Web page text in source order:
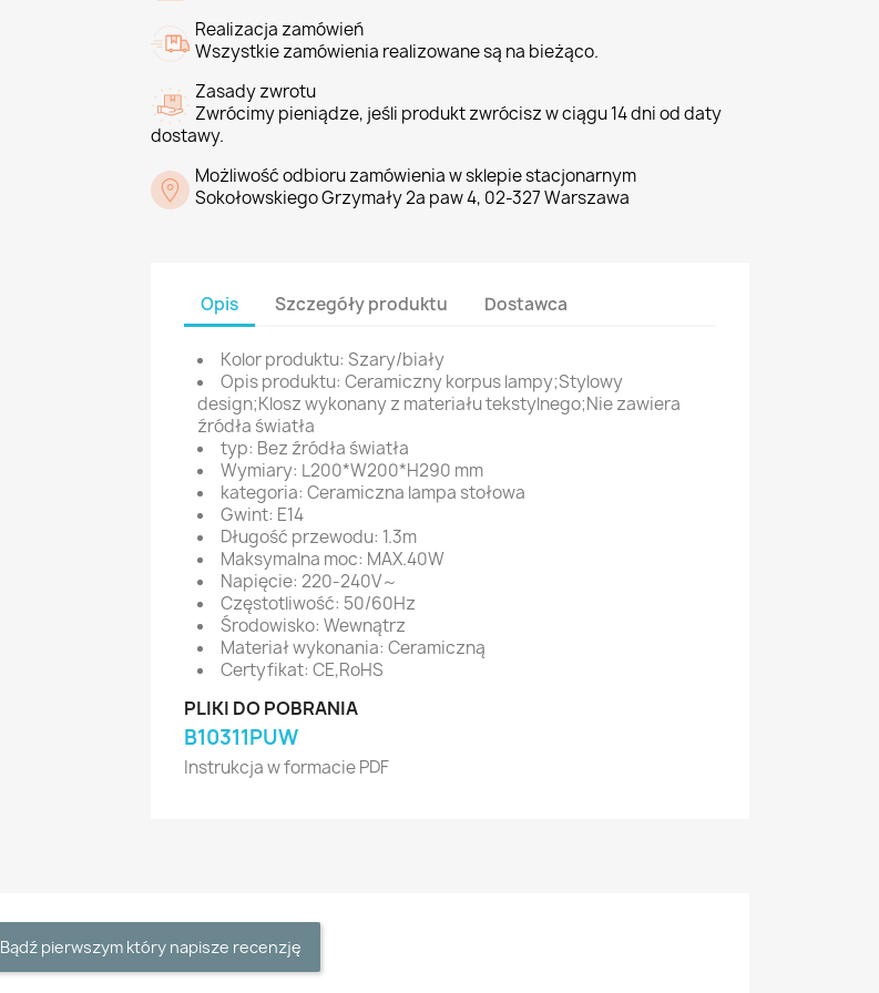
Realizacja zamówień
Wszystkie zamówienia realizowane są na bieżąco.
Zasady zwrotu
Zwrócimy pieniądze, jeśli produkt zwrócisz w ciągu 14 dni od daty
dostawy.
Możliwość odbioru zamówienia w sklepie stacjonarnym
Sokołowskiego Grzymały 2a paw 4, 02-327 Warszawa
Opis Szczegóły produktu Dostawca
Kolor produktu: Szary/biały
Opis produktu: Ceramiczny korpus lampy;Stylowy
design;Klosz wykonany z materiału tekstylnego;Nie zawiera
źródła światła
typ: Bez źródła światła
Wymiary: L200*W200*H290 mm
kategoria: Ceramiczna lampa stołowa
Gwint: E14
Długość przewodu: 1.3m
Maksymalna moc: MAX.40W
Napięcie: 220-240V～
Częstotliwość: 50/60Hz
Środowisko: Wewnątrz
Materiał wykonania: Ceramiczną
Certyfikat: CE,RoHS
PLIKI DO POBRANIA
B10311PUW
Instrukcja w formacie PDF
Bądź pierwszym który napisze recenzję